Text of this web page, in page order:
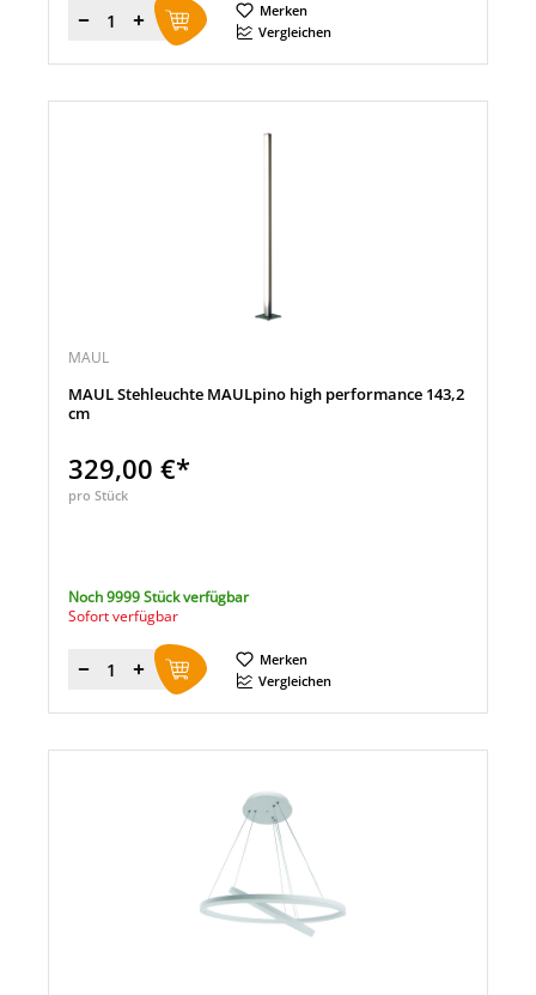
Menge
Merken
Vergleichen
MAUL
MAUL Stehleuchte MAULpino high performance 143,2
cm
329,00 €*
pro Stück
Noch 9999 Stück verfügbar
Sofort verfügbar
Menge
Merken
Vergleichen